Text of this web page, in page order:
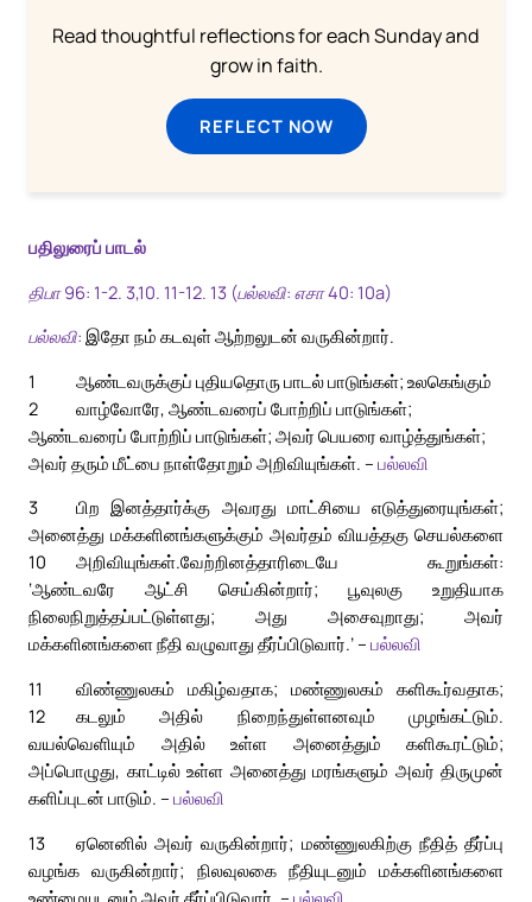
Read thoughtful reflections for each Sunday and
grow in faith.
REFLECT NOW
பதிலுரைப் பாடல்
திபா 96: 1-2. 3,10. 11-12. 13 (பல்லவி: எசா 40: 10a)
பல்லவி: இதோ நம் கடவுள் ஆற்றலுடன் வருகின்றார்.
1
ஆண்டவருக்குப் புதியதொரு பாடல் பாடுங்கள்; உலகெங்கும்
வாழ்வோரே, ஆண்டவரைப் போற்றிப் பாடுங்கள்;
2
ஆண்டவரைப் போற்றிப் பாடுங்கள்; அவர் பெயரை வாழ்த்துங்கள்;
அவர் தரும் மீட்பை நாள்தோறும் அறிவியுங்கள். – பல்லவி
3
பிற இனத்தார்க்கு அவரது மாட்சியை எடுத்துரையுங்கள்;
அனைத்து மக்களினங்களுக்கும் அவர்தம் வியத்தகு செயல்களை
அறிவியுங்கள்.
10
வேற்றினத்தாரிடையே கூறுங்கள்:
‘ஆண்டவரே ஆட்சி செய்கின்றார்; பூவுலகு உறுதியாக
நிலைநிறுத்தப்பட்டுள்ளது; அது அசைவுறாது; அவர்
மக்களினங்களை நீதி வழுவாது தீர்ப்பிடுவார்.’ – பல்லவி
11
விண்ணுலகம் மகிழ்வதாக; மண்ணுலகம் களிகூர்வதாக;
கடலும் அதில் நிறைந்துள்ளனவும் முழங்கட்டும்.
12
வயல்வெளியும் அதில் உள்ள அனைத்தும் களிகூரட்டும்;
அப்பொழுது, காட்டில் உள்ள அனைத்து மரங்களும் அவர் திருமுன்
களிப்புடன் பாடும். – பல்லவி
13
ஏனெனில் அவர் வருகின்றார்; மண்ணுலகிற்கு நீதித் தீர்ப்பு
வழங்க வருகின்றார்; நிலவுலகை நீதியுடனும் மக்களினங்களை
உண்மையுடனும் அவர் தீர்ப்பிடுவார். – பல்லவி